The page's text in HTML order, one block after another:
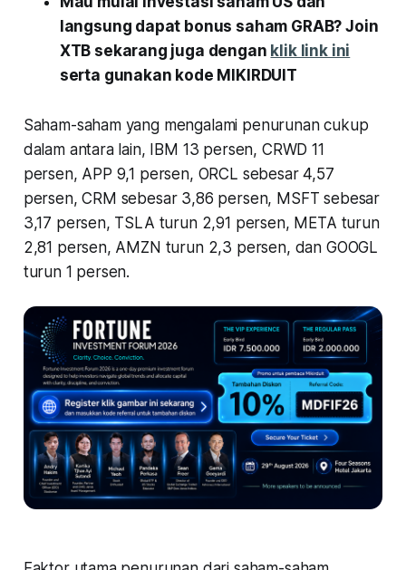
langsung dapat bonus saham GRAB? Join
XTB sekarang juga dengan klik link ini
serta gunakan kode MIKIRDUIT
Saham-saham yang mengalami penurunan cukup
dalam antara lain, IBM 13 persen, CRWD 11
persen, APP 9,1 persen, ORCL sebesar 4,57
persen, CRM sebesar 3,86 persen, MSFT sebesar
3,17 persen, TSLA turun 2,91 persen, META turun
2,81 persen, AMZN turun 2,3 persen, dan GOOGL
turun 1 persen.